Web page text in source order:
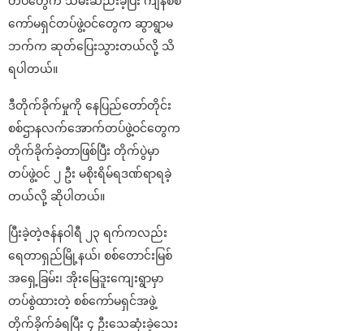
ကော်မရှင်တပ်ဖွဲ့ဝင်တွေက ဆွာရွာမ
ဘက်က ဆုတ်ပြေးသွားတယ်လို့ သိ
ရပါတယ်။
ဒီတိုက်ခိုက်မှုကို နေပြည်တော်တိုင်း
စစ်ဌာနလက်အောက်တပ်ဖွဲ့ဝင်တွေက
တိုက်ခိုက်ခဲ့တာဖြစ်ပြီး တိုက်ပွဲမှာ
တပ်ဖွဲ့ဝင် ၂ ဦး မစိုးရိမ်ရဒဏ်ရာရခဲ့
တယ်လို့ ဆိုပါတယ်။
ပြီးခဲ့တဲ့ဇန်နဝါရီ ၂၃ ရက်ကလည်း
ရေတာရှည်မြို့နယ်၊ စစ်တောင်းမြစ်
အရှေ့ခြမ်း၊ အိုးမြေဒူးကျေးရွာမှာ
တပ်စွဲထားတဲ့ စစ်ကော်မရှင်အဖွဲ့
တိုက်ခိုက်ခံရပြီး ၄ ဦးသေဆုံးခဲ့သေး